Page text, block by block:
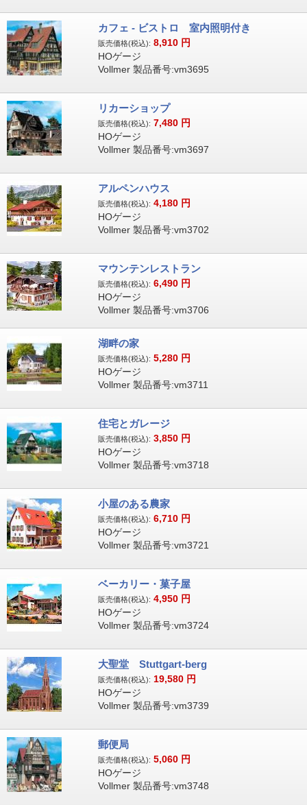
カフェ - ビストロ 室内照明付き
販売価格(税込): 8,910 円
HOゲージ
Vollmer 製品番号:vm3695
リカーショップ
販売価格(税込): 7,480 円
HOゲージ
Vollmer 製品番号:vm3697
アルペンハウス
販売価格(税込): 4,180 円
HOゲージ
Vollmer 製品番号:vm3702
マウンテンレストラン
販売価格(税込): 6,490 円
HOゲージ
Vollmer 製品番号:vm3706
湖畔の家
販売価格(税込): 5,280 円
HOゲージ
Vollmer 製品番号:vm3711
住宅とガレージ
販売価格(税込): 3,850 円
HOゲージ
Vollmer 製品番号:vm3718
小屋のある農家
販売価格(税込): 6,710 円
HOゲージ
Vollmer 製品番号:vm3721
ベーカリー・菓子屋
販売価格(税込): 4,950 円
HOゲージ
Vollmer 製品番号:vm3724
大聖堂 Stuttgart-berg
販売価格(税込): 19,580 円
HOゲージ
Vollmer 製品番号:vm3739
郵便局
販売価格(税込): 5,060 円
HOゲージ
Vollmer 製品番号:vm3748